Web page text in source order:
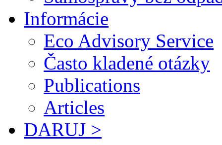
Informácie
Eco Advisory Service
Často kladené otázky
Publications
Articles
DARUJ >